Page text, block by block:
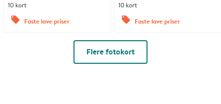
10 kort
offers Faste lave priser
10 kort
offers Faste lave priser
Flere fotokort